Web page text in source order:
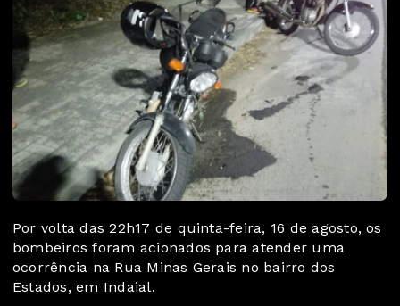
Por volta das 22h17 de quinta-feira, 16 de agosto, os
bombeiros foram acionados para atender uma
ocorrência na Rua Minas Gerais no bairro dos
Estados, em Indaial.